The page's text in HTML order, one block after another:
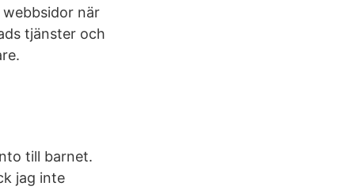
webbsidor när
tjänster och
till barnet.
jag inte